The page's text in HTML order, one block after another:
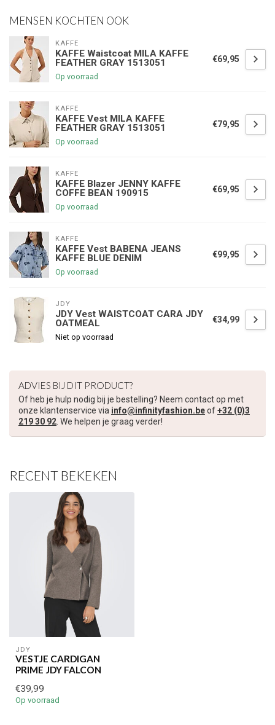
MENSEN KOCHTEN OOK
KAFFE
KAFFE Waistcoat MILA KAFFE
FEATHER GRAY 1513051
Op voorraad
€69,95
KAFFE
KAFFE Vest MILA KAFFE
FEATHER GRAY 1513051
Op voorraad
€79,95
KAFFE
KAFFE Blazer JENNY KAFFE
COFFE BEAN 190915
Op voorraad
€69,95
KAFFE
KAFFE Vest BABENA JEANS
KAFFE BLUE DENIM
Op voorraad
€99,95
JDY
JDY Vest WAISTCOAT CARA JDY
OATMEAL
Niet op voorraad
€34,99
ADVIES BIJ DIT PRODUCT?
Of heb je hulp nodig bij je bestelling? Neem contact op met
onze klantenservice via info@infinityfashion.beof+32 (0)3
219 30 92. We helpen je graag verder!
RECENT BEKEKEN
JDY
VESTJE CARDIGAN
PRIME JDY FALCON
€39,99
Op voorraad